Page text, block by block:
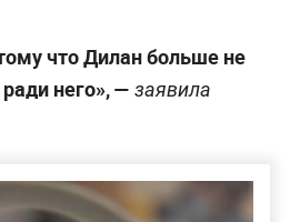
что Дилан больше не
него», — заявила